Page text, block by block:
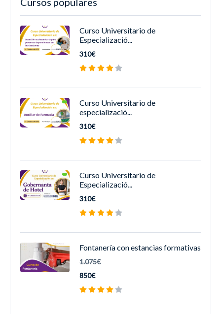
Curso Universitario de
Especializació...
310€
Curso Universitario de
especializació...
310€
Curso Universitario de
Especializació...
310€
Fontanería con estancias formativas
1.075€
850€